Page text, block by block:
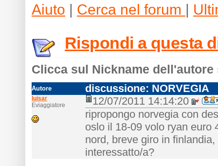
Aiuto | Cerca nel forum |
Rispondi a questa
Clicca sul Nickname
Autore discussione: NORVEGIA
luisar
Eviaggiatore
12/07/2011 14:14:20
ripropongo norvegia con
oslo il 18-09 volo ryan euro
nord, breve giro in
interessatto/a?